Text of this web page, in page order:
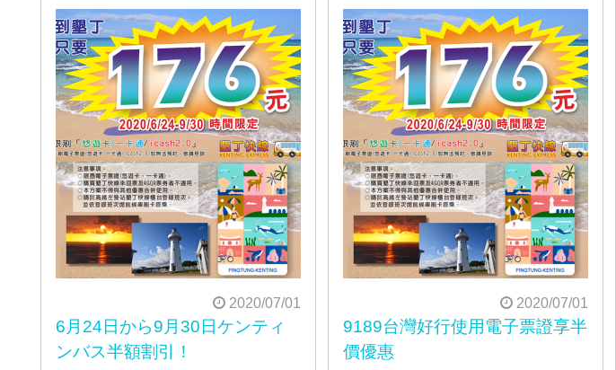
2020/07/01
6月24日から9月30日ケンティ
ンバス半額割引！
2020/07/01
9189台灣好行使用電子票證享半
價優惠